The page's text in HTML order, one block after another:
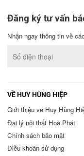
Đăng ký tư vấn
Nhận ngay thông tin về
VỀ HUY HÙNG HIỆP
Giới thiệu về Huy Hùng
Đại lý nội thất Hoà Phát
Chính sách bảo mật
Điều khoản sử dụng